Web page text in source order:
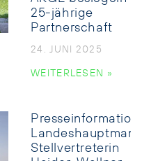
25-jährige
Partnerschaft
24. JUNI 2025
WEITERLESEN »
Presseinformation:
Stellvertreterin